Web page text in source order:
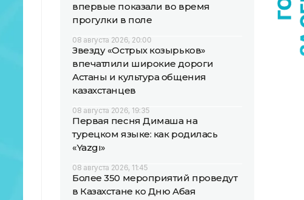
впервые показали во время
прогулки в поле
08 августа 2026, 20:00
Звезду «Острых козырьков»
впечатлили широкие дороги
Астаны и культура общения
казахстанцев
08 августа 2026, 19:35
Первая песня Димаша на
турецком языке: как родилась
«Yazgı»
08 августа 2026, 11:45
Более 350 мероприятий проведут
в Казахстане ко Дню Абая